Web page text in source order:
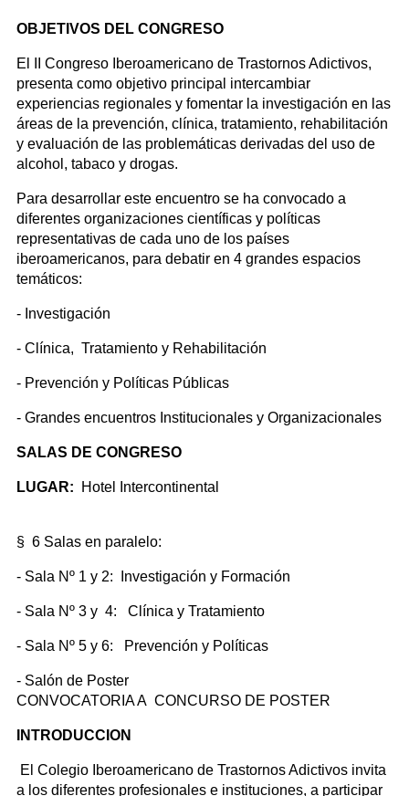
OBJETIVOS DEL CONGRESO
El II Congreso Iberoamericano de Trastornos Adictivos,
presenta como objetivo principal intercambiar
experiencias regionales y fomentar la investigación en las
áreas de la prevención, clínica, tratamiento, rehabilitación
y evaluación de las problemáticas derivadas del uso de
alcohol, tabaco y drogas.
Para desarrollar este encuentro se ha convocado a
diferentes organizaciones científicas y políticas
representativas de cada uno de los países
iberoamericanos, para debatir en 4 grandes espacios
temáticos:
- Investigación
- Clínica, Tratamiento y Rehabilitación
- Prevención y Políticas Públicas
- Grandes encuentros Institucionales y Organizacionales
SALAS DE CONGRESO
LUGAR: Hotel Intercontinental
§ 6 Salas en paralelo:
- Sala Nº 1 y 2: Investigación y Formación
- Sala Nº 3 y 4: Clínica y Tratamiento
- Sala Nº 5 y 6: Prevención y Políticas
- Salón de Poster
CONVOCATORIA A CONCURSO DE POSTER
INTRODUCCION
El Colegio Iberoamericano de Trastornos Adictivos invita
a los diferentes profesionales e instituciones, a participar